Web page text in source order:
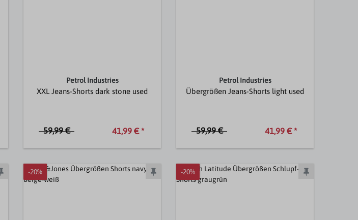
Petrol Industries
XXL Jeans-Shorts dark stone used
59,99 € 41,99 € *
Petrol Industries
Übergrößen Jeans-Shorts light used
59,99 € 41,99 € *
-20% -20%